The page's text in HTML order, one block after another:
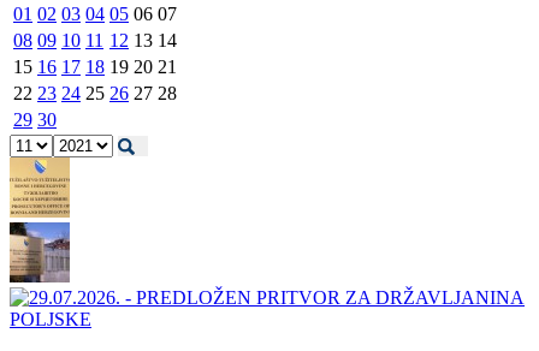
01 02 03 04 05 06 07
08 09 10 11 12 13 14
15 16 17 18 19 20 21
22 23 24 25 26 27 28
29 30